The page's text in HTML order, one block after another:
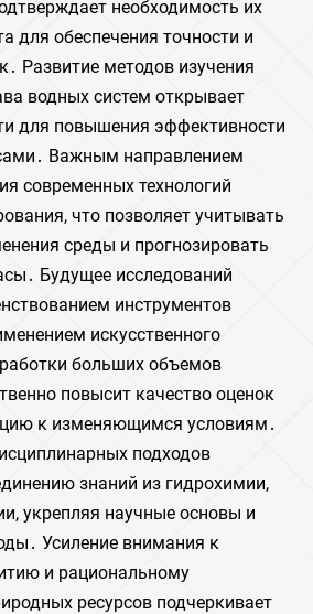
необходимость их
для обеспечения точности и
Развитие методов изучения
водных систем открывает
для повышения эффективности
Важным направлением
современных технологий
что позволяет учитывать
среды и прогнозировать
Будущее исследований
инструментов
искусственного
больших объемов
повысит качество оценок
к изменяющимся условиям․
подходов
знаний из гидрохимии,
укрепляя научные основы и
Усиление внимания к
и рациональному
ресурсов подчеркивает